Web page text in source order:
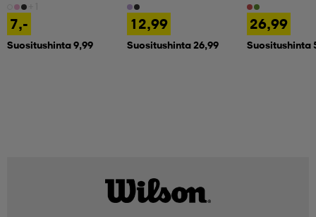
7,-
Suositushinta 9,99
12,99
Suositushinta 26,99
26,99
Suositushinta